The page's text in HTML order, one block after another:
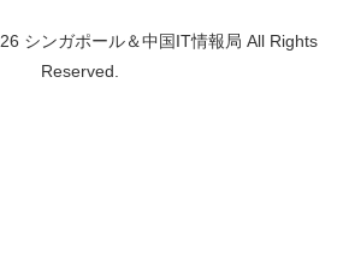
シンガポール＆中国IT情報局 All Rights
Reserved.